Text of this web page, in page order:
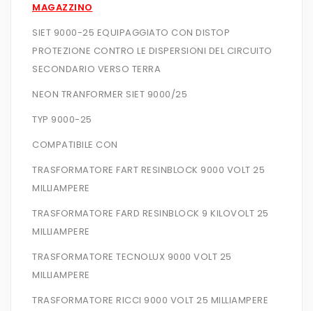
MAGAZZINO
SIET 9000-25 EQUIPAGGIATO CON DISTOP
PROTEZIONE CONTRO LE DISPERSIONI DEL CIRCUITO
SECONDARIO VERSO TERRA
NEON TRANFORMER SIET 9000/25
TYP 9000-25
COMPATIBILE CON
TRASFORMATORE FART RESINBLOCK 9000 VOLT 25
MILLIAMPERE
TRASFORMATORE FARD RESINBLOCK 9 KILOVOLT 25
MILLIAMPERE
TRASFORMATORE TECNOLUX 9000 VOLT 25
MILLIAMPERE
TRASFORMATORE RICCI 9000 VOLT 25 MILLIAMPERE